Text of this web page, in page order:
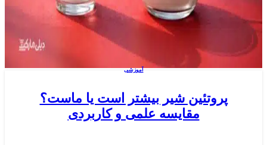
آموزشی
پروتئین شیر بیشتر است یا ماست؟
مقایسه علمی و کاربردی